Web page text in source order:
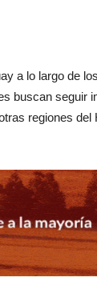
a lo largo de
buscan seguir
regiones del